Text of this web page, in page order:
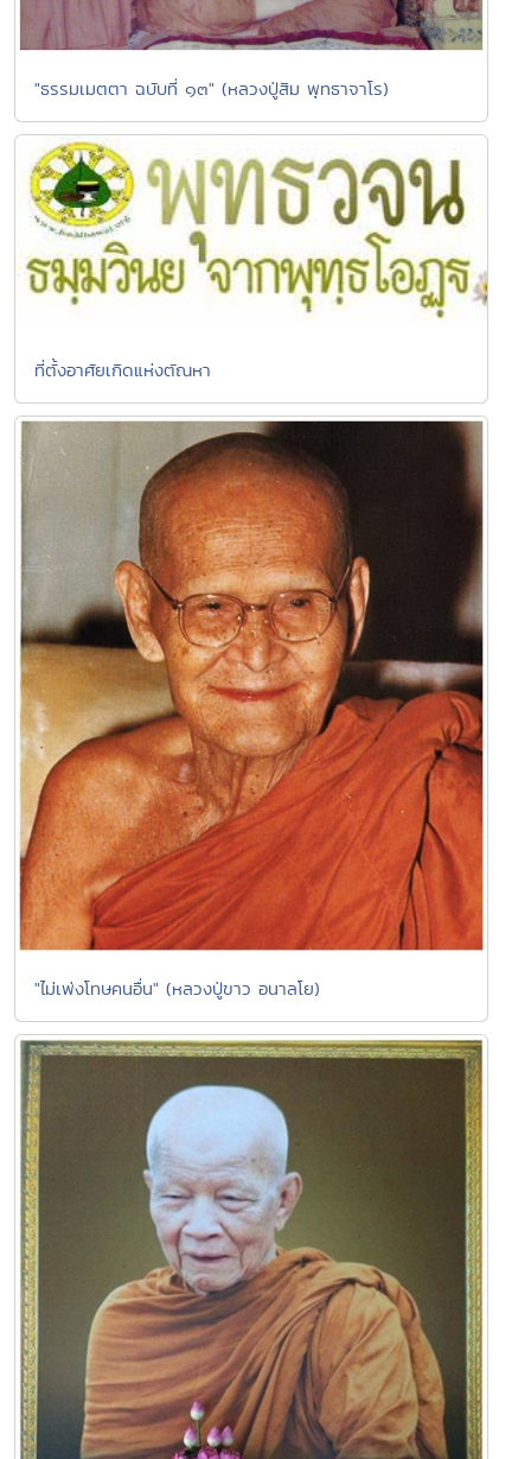
"ธรรมเมตตา ฉบับที่ ๑๓" (หลวงปู่สิม พุทธาจาโร)
ที่ตั้งอาศัยเกิดแห่งตัณหา
"ไม่เพ่งโทษคนอื่น" (หลวงปู่ขาว อนาลโย)